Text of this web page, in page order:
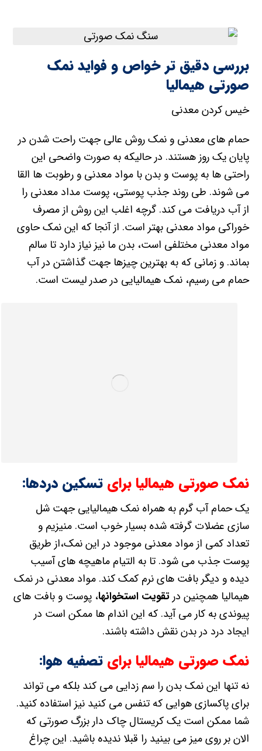
بررسی دقیق تر خواص و فواید نمک
صورتی هیمالیا
خیس کردن معدنی
حمام های معدنی و نمک روش عالی جهت راحت شدن در
پایان یک روز هستند. در حالیکه به صورت واضحی این
راحتی ها به پوست و بدن با مواد معدنی و رطوبت ها القا
می شوند. طی روند جذب پوستی، پوست مداد معدنی را
از آب دریافت می کند. گرچه اغلب این روش از مصرف
خوراکی مواد معدنی بهتر است. از آنجا که این نمک حاوی
مواد معدنی مختلفی است، بدن ما نیز نیاز دارد تا سالم
بماند. و زمانی که به بهترین چیزها جهت گذاشتن در آب
حمام می رسیم، نمک هیمالیایی در صدر لیست است.
نمک صورتی هیمالیا برایتسکین دردها:
یک حمام آب گرم به همراه نمک هیمالیایی جهت شل
سازی عضلات گرفته شده بسیار خوب است. منیزیم و
تعداد کمی از مواد معدنی موجود در این نمک،از طریق
پوست جذب می شود. تا به التیام ماهیچه های آسیب
دیده و دیگر بافت های نرم کمک کند. مواد معدنی در نمک
هیمالیا همچنین درتقویت استخوانها، پوست و بافت های
پیوندی به کار می آید. که این اندام ها ممکن است در
ایجاد درد در بدن نقش داشته باشند.
نمک صورتی هیمالیا برایتصفیه هوا:
نه تنها این نمک بدن را سم زدایی می کند بلکه می تواند
برای پاکسازی هوایی که تنفس می کنید نیز استفاده کنید.
شما ممکن است یک کریستال چاک دار بزرگ صورتی که
الان بر روی میز می بینید را قبلا ندیده باشید. این چراغ